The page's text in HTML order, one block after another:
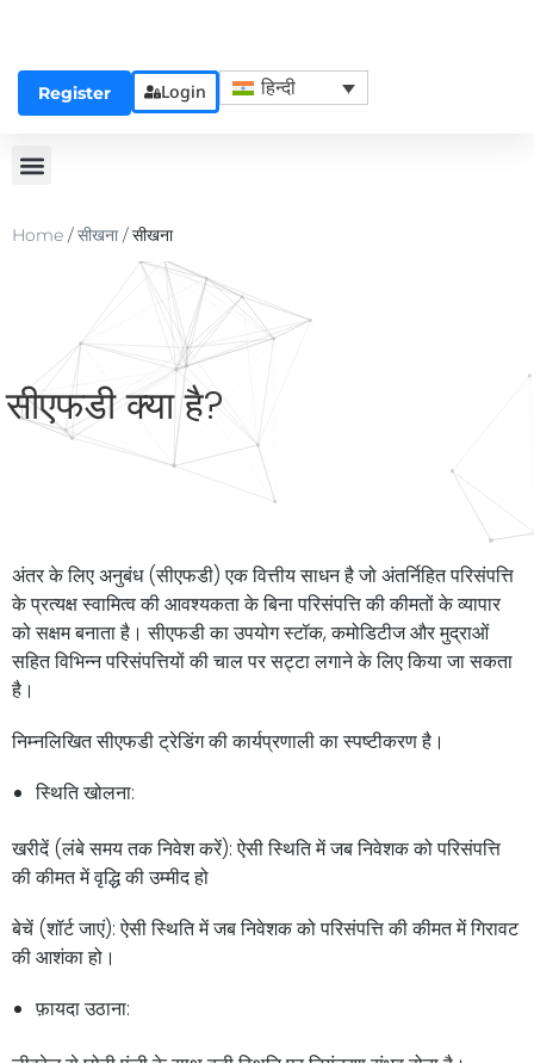
Register Login हिन्दी
Home /सीखना/सीखना
सीएफडी क्या है?
अंतर के लिए अनुबंध (सीएफडी) एक वित्तीय साधन है जो अंतर्निहित परिसंपत्ति
के प्रत्यक्ष स्वामित्व की आवश्यकता के बिना परिसंपत्ति की कीमतों के व्यापार
को सक्षम बनाता है। सीएफडी का उपयोग स्टॉक, कमोडिटीज और मुद्राओं
सहित विभिन्न परिसंपत्तियों की चाल पर सट्टा लगाने के लिए किया जा सकता
है।
निम्नलिखित सीएफडी ट्रेडिंग की कार्यप्रणाली का स्पष्टीकरण है।
स्थिति खोलना:
खरीदें (लंबे समय तक निवेश करें): ऐसी स्थिति में जब निवेशक को परिसंपत्ति
की कीमत में वृद्धि की उम्मीद हो
बेचें (शॉर्ट जाएं): ऐसी स्थिति में जब निवेशक को परिसंपत्ति की कीमत में गिरावट
की आशंका हो।
फ़ायदा उठाना: